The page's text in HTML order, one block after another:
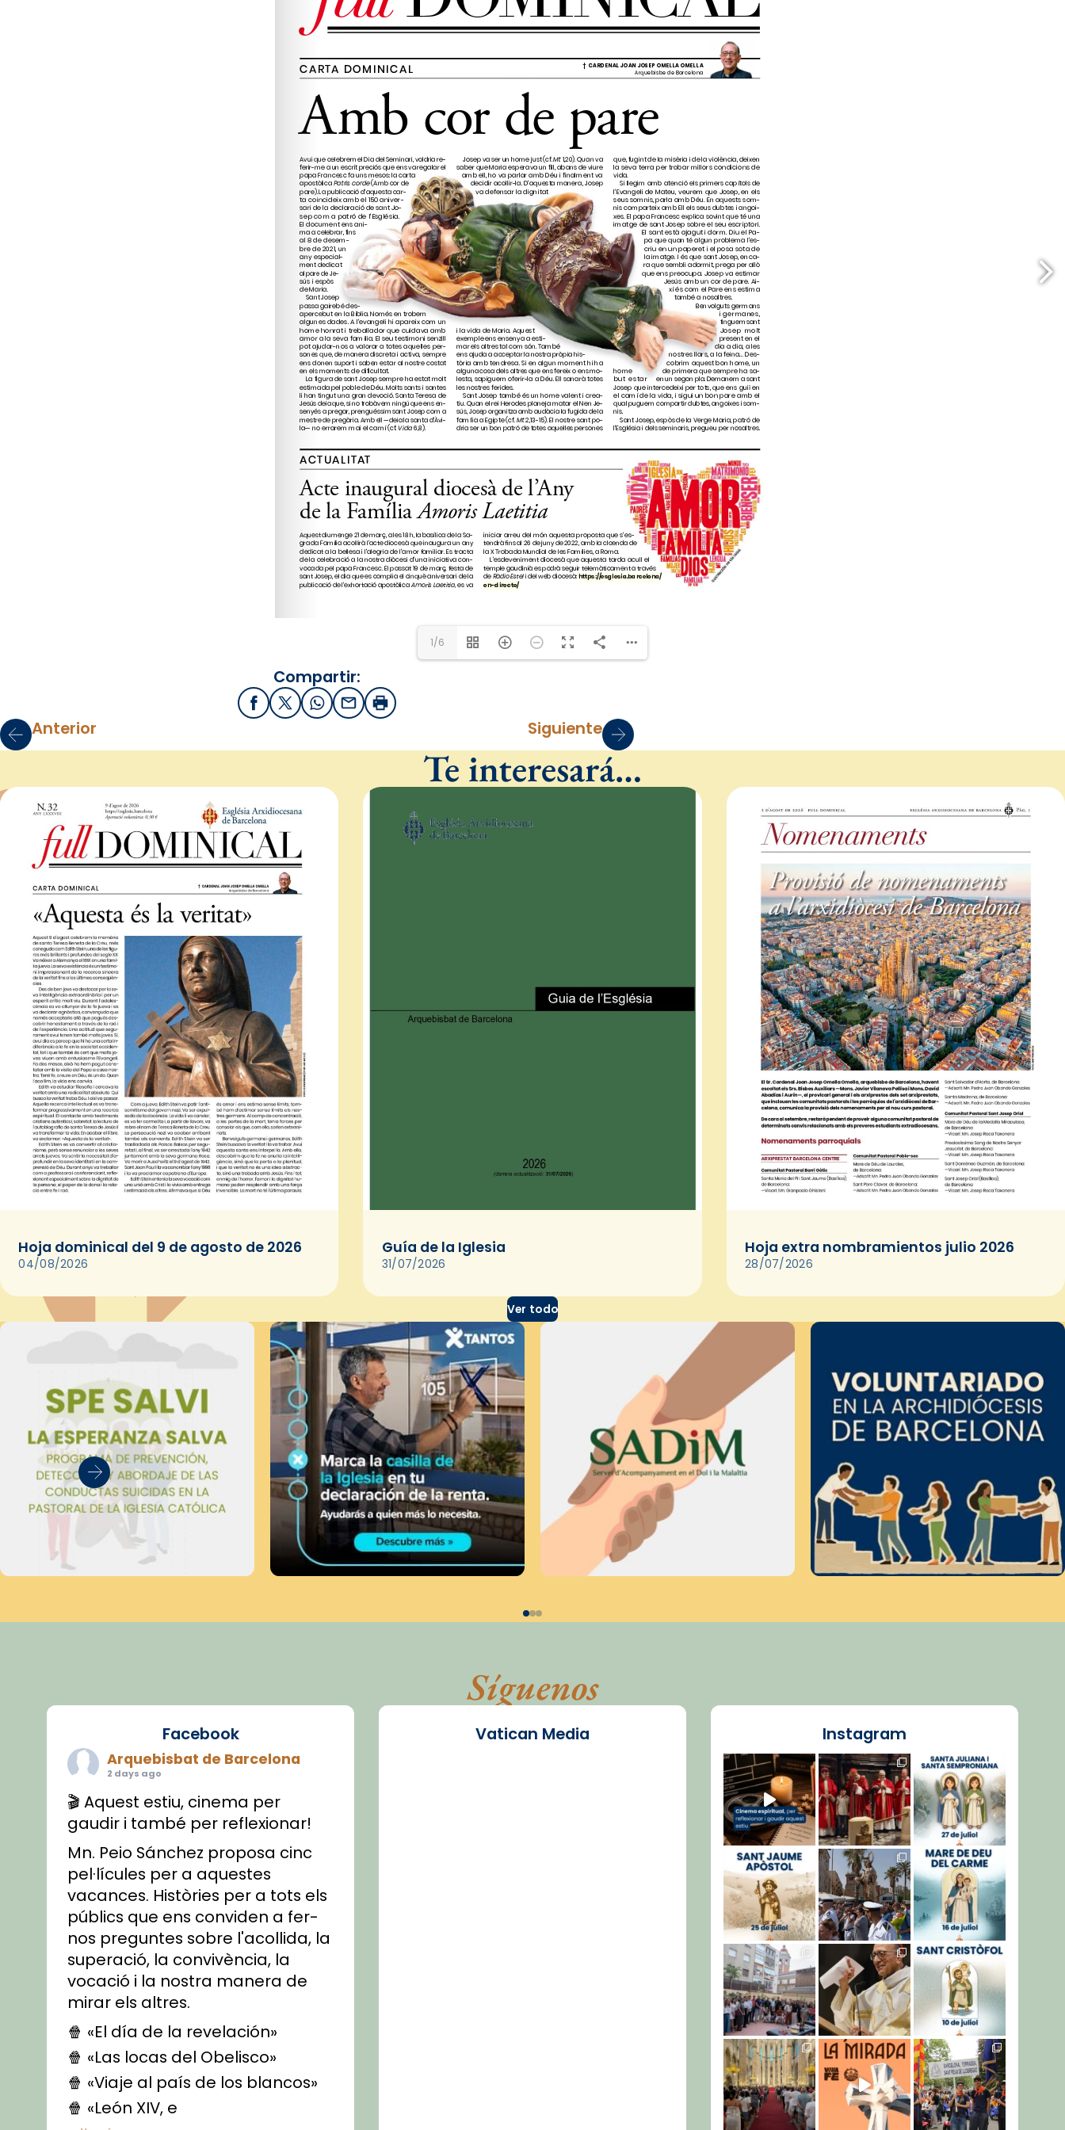
pastoral@sagradafamilia.org
1/6
Compartir:
FacebookX / Twitter
WhatsApp
EmailImprimir
Anterior Siguiente
Te interesará…
Hoja dominical del 9 de agosto de 2026
04/08/2026
Guía de la Iglesia
31/07/2026
Hoja extra nombramientos julio 2026
28/07/2026
Ver todo
Síguenos
Facebook
Arquebisbat de Barcelona
2 days ago
🎬 Aquest estiu, cinema per
gaudir i també per reflexionar!
Mn. Peio Sánchez proposa cinc
pel·lícules per a aquestes
vacances. Històries per a tots els
públics que ens conviden a fer-
nos preguntes sobre l'acollida, la
superació, la convivència, la
vocació i la nostra manera de
mirar els altres.
🍿 «El día de la revelación»
🍿 «Las locas del Obelisco»
🍿 «Viaje al país de los blancos»
🍿 «León XIV, e
Vatican Media Instagram